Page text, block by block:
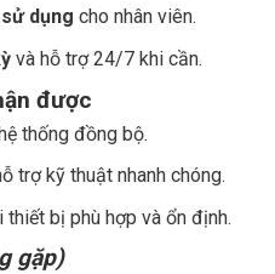
dụng cho nhân viên.
và hỗ trợ 24/7 khi cần.
được
thống đồng bộ.
trợ kỹ thuật nhanh chóng.
bị phù hợp và ổn định.
gặp)